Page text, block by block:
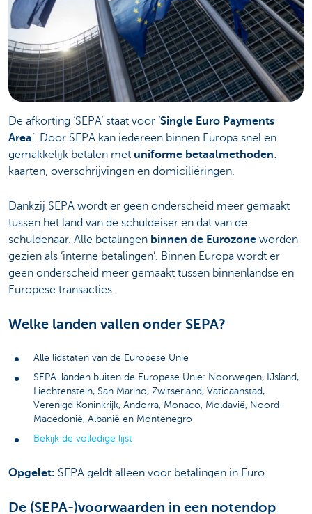
De afkorting ‘SEPA’ staat voor ‘Single Euro Payments
Area’. Door SEPA kan iedereen binnen Europa snel en
gemakkelijk betalen met uniforme betaalmethoden:
kaarten, overschrijvingen en domiciliëringen.
Dankzij SEPA wordt er geen onderscheid meer gemaakt
tussen het land van de schuldeiser en dat van de
schuldenaar. Alle betalingen binnen de Eurozone worden
gezien als ‘interne betalingen’. Binnen Europa wordt er
geen onderscheid meer gemaakt tussen binnenlandse en
Europese transacties.
Welke landen vallen onder SEPA?
Alle lidstaten van de Europese Unie
SEPA-landen buiten de Europese Unie: Noorwegen, IJsland,
Liechtenstein, San Marino, Zwitserland, Vaticaanstad,
Verenigd Koninkrijk, Andorra, Monaco, Moldavië, Noord-
Macedonië, Albanië en Montenegro
Bekijk de volledige lijst
Opgelet: SEPA geldt alleen voor betalingen in Euro.
De (SEPA-)voorwaarden in een notendop